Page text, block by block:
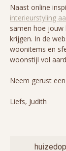
Naast online
interieurstyling
samen hoe jouw
krijgen. In de
woonitems en
woonstijl vol
Neem gerust
Liefs, Judith
huizedop